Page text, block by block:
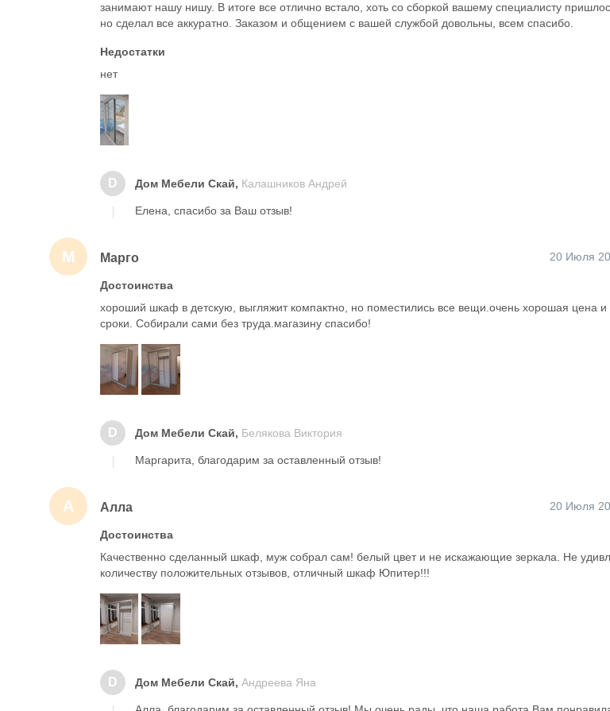
занимают нашу нишу. В итоге все отлично встало, хоть со сборкой вашему специалисту
но сделал все аккуратно. Заказом и общением с вашей службой довольны, всем спасибо.
Недостатки
нет
D Дом Мебели Скай, Калашников Андрей
Елена, спасибо за Ваш отзыв!
М Марго 20 Июля
Достоинства
хороший шкаф в детскую, выгляжит компактно, но поместились все вещи.очень хорошая цена
сроки. Собирали сами без труда.магазину спасибо!
D Дом Мебели Скай, Белякова Виктория
Маргарита, благодарим за оставленный отзыв!
А Алла 20 Июля
Достоинства
Качественно сделанный шкаф, муж собрал сам! белый цвет и не искажающие зеркала. Не
количеству положительных отзывов, отличный шкаф Юпитер!!!
D Дом Мебели Скай, Андреева Яна